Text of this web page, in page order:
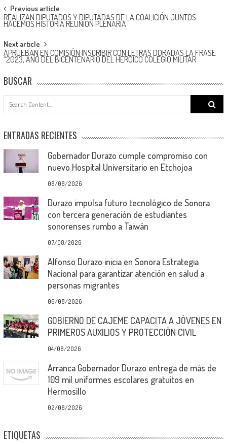
Post
navigation
Previous article
REALIZAN DIPUTADOS Y DIPUTADAS DE LA COALICIÓN JUNTOS
HACEMOS HISTORIA REUNIÓN PLENARIA
Next article
APRUEBAN EN COMISIÓN INSCRIBIR CON LETRAS DORADAS LA FRASE
“2023, AÑO DEL BICENTENARIO DEL HEROICO COLEGIO MILITAR
BUSCAR
Search
for:
ENTRADAS RECIENTES
Gobernador Durazo cumple compromiso con
nuevo Hospital Universitario en Etchojoa
08/08/2026
Durazo impulsa futuro tecnológico de Sonora
con tercera generación de estudiantes
sonorenses rumbo a Taiwán
07/08/2026
Alfonso Durazo inicia en Sonora Estrategia
Nacional para garantizar atención en salud a
personas migrantes
06/08/2026
GOBIERNO DE CAJEME CAPACITA A JÓVENES EN
PRIMEROS AUXILIOS Y PROTECCIÓN CIVIL
04/08/2026
Arranca Gobernador Durazo entrega de más de
109 mil uniformes escolares gratuitos en
Hermosillo
02/08/2026
ETIQUETAS